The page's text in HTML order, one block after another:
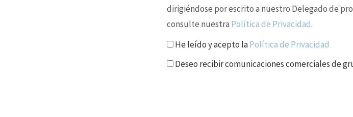
dirigiéndose por escrito a nuestro Delegado de
consulte nuestra Política de Privacidad.
He leído y acepto laPolítica de Privacidad
Deseo recibir comunicaciones comerciales de